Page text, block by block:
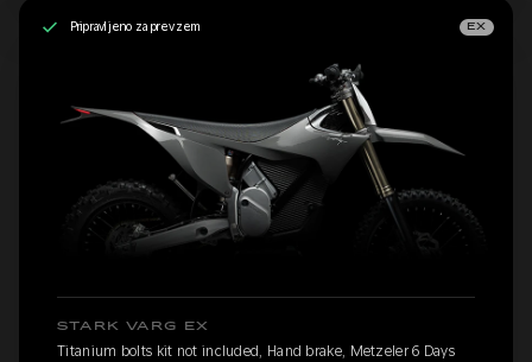
Pripravljeno za prevzem EX
STARK VARG EX
Titanium bolts kit not included, Hand brake, Metzeler 6 Days